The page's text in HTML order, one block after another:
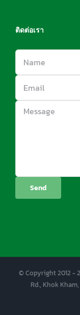
ติดต่อเรา
© Copyright 2012 -
Rd., Khok